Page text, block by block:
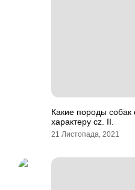
Какие породы собак
характеру cz. II.
21 Листопада, 2021